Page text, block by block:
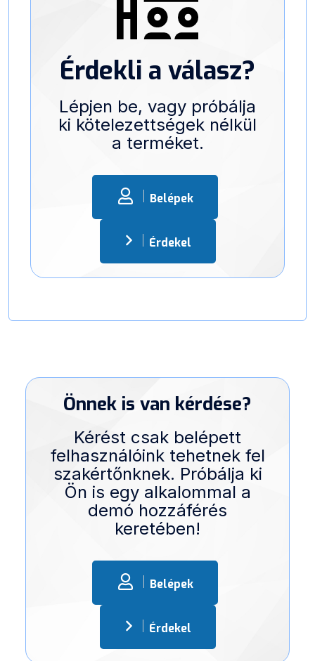
Érdekli a válasz?
Lépjen be, vagy próbálja
ki kötelezettségek nélkül
a terméket.
Belépek
Érdekel
Önnek is van kérdése?
Kérést csak belépett
felhasználóink tehetnek fel
szakértőnknek. Próbálja ki
Ön is egy alkalommal a
demó hozzáférés
keretében!
Belépek
Érdekel